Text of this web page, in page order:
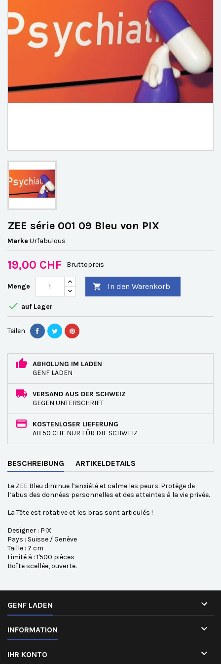
ZEE série 001 09 Bleu von PIX
Marke Urfabulous
19,00 CHF Bruttopreis
Menge  In den Warenkorb
 auf Lager
Teilen
ABHOLUNG IM LADEN
GENF LADEN
VERSAND AUS DER SCHWEIZ
GEGEN UNTERSCHRIFT
KOSTENLOSER LIEFERUNG
AB 50 CHF NUR FÜR DIE SCHWEIZ
BESCHREIBUNG ARTIKELDETAILS
Le ZEE Bleu diminue l’anxiété et calme les peurs. Protège de
l’abus des données personnelles et des atteintes à la vie privée.
La Tête est rotative et les bras sont articulés !
Designer : PIX
Pays : Suisse / Genève
Taille : 7 cm
Limité à : 1'500 pièces
Boîte scellée, ouverte.
GENF LADEN 
INFORMATION 
IHR KONTO 